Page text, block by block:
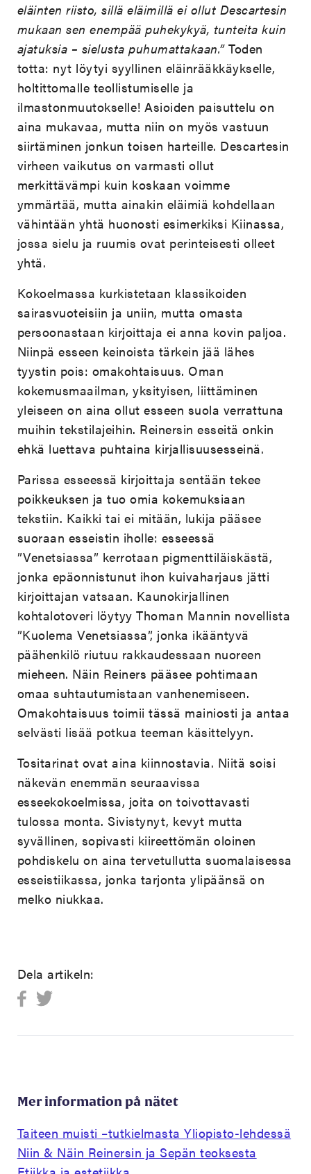
eläinten riisto, sillä eläimillä ei ollut Descartesin
mukaan sen enempää puhekykyä, tunteita kuin
ajatuksia – sielusta puhumattakaan.”Toden
totta: nyt löytyi syyllinen eläinrääkkäykselle,
holtittomalle teollistumiselle ja
ilmastonmuutokselle! Asioiden paisuttelu on
aina mukavaa, mutta niin on myös vastuun
siirtäminen jonkun toisen harteille. Descartesin
virheen vaikutus on varmasti ollut
merkittävämpi kuin koskaan voimme
ymmärtää, mutta ainakin eläimiä kohdellaan
vähintään yhtä huonosti esimerkiksi Kiinassa,
jossa sielu ja ruumis ovat perinteisesti olleet
yhtä.
Kokoelmassa kurkistetaan klassikoiden
sairasvuoteisiin ja uniin, mutta omasta
persoonastaan kirjoittaja ei anna kovin paljoa.
Niinpä esseen keinoista tärkein jää lähes
tyystin pois: omakohtaisuus. Oman
kokemusmaailman, yksityisen, liittäminen
yleiseen on aina ollut esseen suola verrattuna
muihin tekstilajeihin. Reinersin esseitä onkin
ehkä luettava puhtaina kirjallisuusesseinä.
Parissa esseessä kirjoittaja sentään tekee
poikkeuksen ja tuo omia kokemuksiaan
tekstiin. Kaikki tai ei mitään, lukija pääsee
suoraan esseistin iholle: esseessä
”Venetsiassa” kerrotaan pigmenttiläiskästä,
jonka epäonnistunut ihon kuivaharjaus jätti
kirjoittajan vatsaan. Kaunokirjallinen
kohtalotoveri löytyy Thoman Mannin novellista
”Kuolema Venetsiassa”, jonka ikääntyvä
päähenkilö riutuu rakkaudessaan nuoreen
mieheen. Näin Reiners pääsee pohtimaan
omaa suhtautumistaan vanhenemiseen.
Omakohtaisuus toimii tässä mainiosti ja antaa
selvästi lisää potkua teeman käsittelyyn.
Tositarinat ovat aina kiinnostavia. Niitä soisi
näkevän enemmän seuraavissa
esseekokoelmissa, joita on toivottavasti
tulossa monta. Sivistynyt, kevyt mutta
syvällinen, sopivasti kiireettömän oloinen
pohdiskelu on aina tervetullutta suomalaisessa
esseistiikassa, jonka tarjonta ylipäänsä on
melko niukkaa.
Dela artikeln:
Mer information på nätet
Taiteen muisti –tutkielmasta Yliopisto-lehdessä
Niin & Näin Reinersin ja Sepän teoksesta